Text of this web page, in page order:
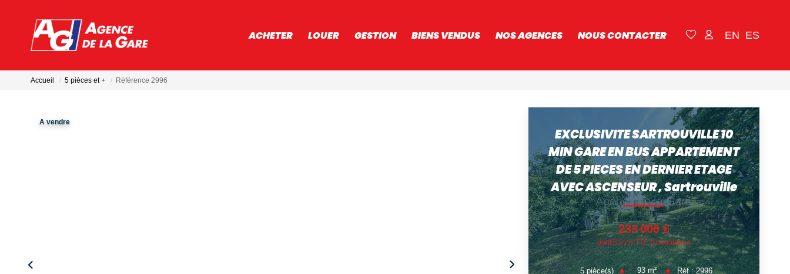
ACHETER LOUER GESTION BIENS VENDUS NOS AGENCES NOUS CONTACTER EN ES
Accueil 5 pièces et + Référence 2996
A vendre
EXCLUSIVITE SARTROUVILLE 10
MIN GARE EN BUS APPARTEMENT
DE 5 PIECES EN DERNIER ETAGE
AVEC ASCENSEUR,Sartrouville
233 000 €
dont 5,91% TTC d'honoraires
5pièce(s) 93 m² Réf :2996